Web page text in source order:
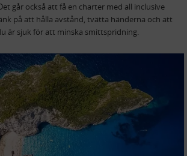
går också att få en charter med all inclusive
på att hålla avstånd, tvätta händerna och att
är sjuk för att minska smittspridning.